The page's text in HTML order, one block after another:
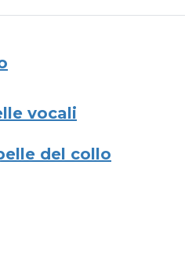
vocali
del collo